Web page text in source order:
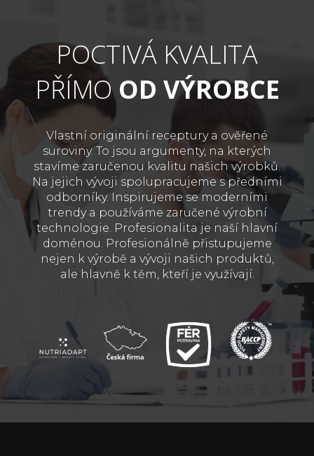
POCTIVÁ KVALITA
PŘÍMOOD VÝROBCE
Vlastní originální receptury a ověřené
suroviny. To jsou argumenty, na kterých
stavíme zaručenou kvalitu našich výrobků.
Na jejich vývoji spolupracujeme s předními
odborníky. Inspirujeme se moderními
trendy a používáme zaručené výrobní
technologie. Profesionalita je naší hlavní
doménou. Profesionálně přistupujeme
nejen k výrobě a vývoji našich produktů,
ale hlavně k těm, kteří je využívají.